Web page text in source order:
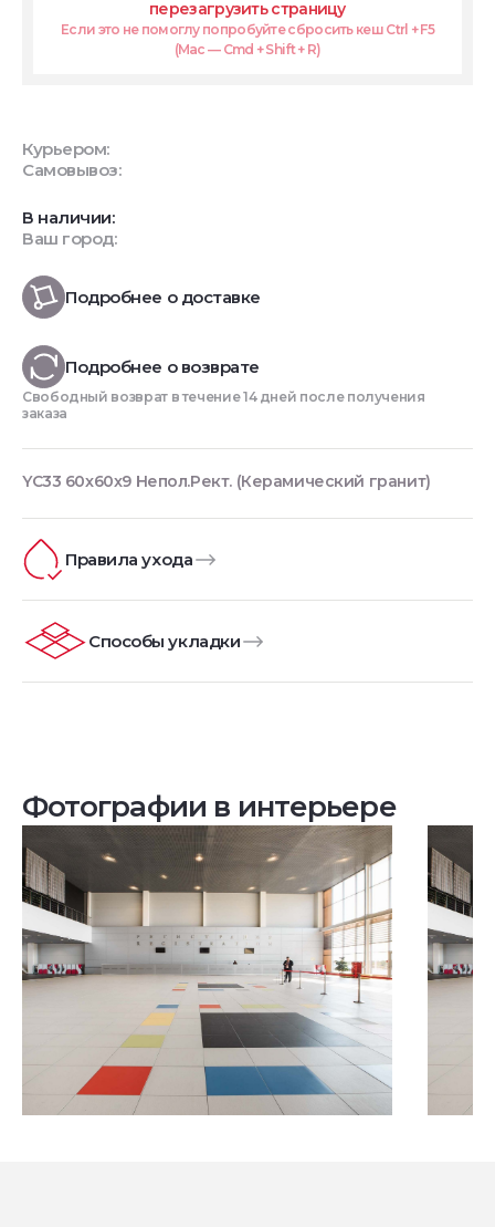
перезагрузить страницу
Если это не помоглу попробуйте сбросить кеш Ctrl + F5
(Mac — Cmd + Shift + R)
Курьером:
Самовывоз:
В наличии:
Ваш город:
Подробнее о доставке
Подробнее о возврате
Свободный возврат в течение 14 дней после получения
заказа
YC33 60x60x9 Непол.Рект. (Керамический гранит)
Правила ухода
Способы укладки
Фотографии в интерьере
Посмотреть все проекты